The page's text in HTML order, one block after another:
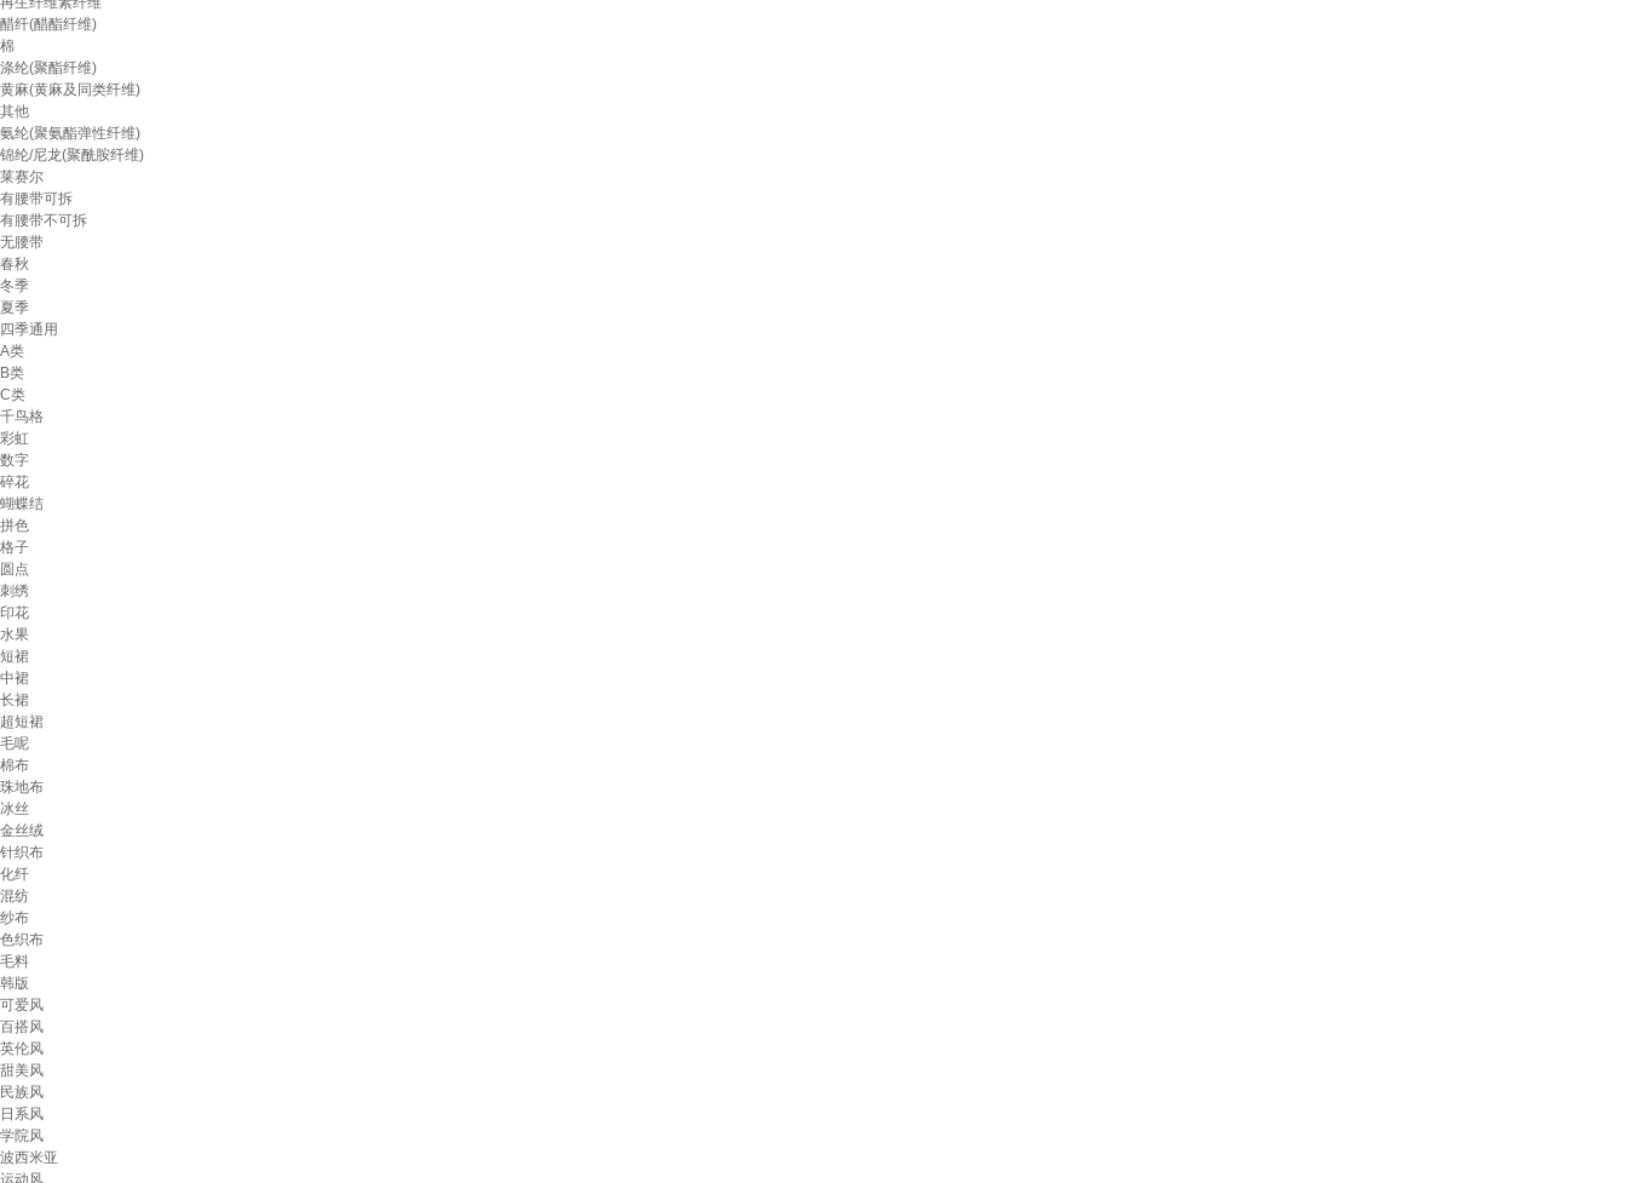
醋纤(醋酯纤维)
棉
涤纶(聚酯纤维)
黄麻(黄麻及同类纤维)
其他
氨纶(聚氨酯弹性纤维)
锦纶/尼龙(聚酰胺纤维)
莱赛尔
有腰带可拆
有腰带不可拆
无腰带
春秋
冬季
夏季
四季通用
A类
B类
C类
千鸟格
彩虹
数字
碎花
蝴蝶结
拼色
格子
圆点
刺绣
印花
水果
短裙
中裙
长裙
超短裙
毛呢
棉布
珠地布
冰丝
金丝绒
针织布
化纤
混纺
纱布
色织布
毛料
韩版
可爱风
百搭风
英伦风
甜美风
民族风
日系风
学院风
波西米亚
运动风